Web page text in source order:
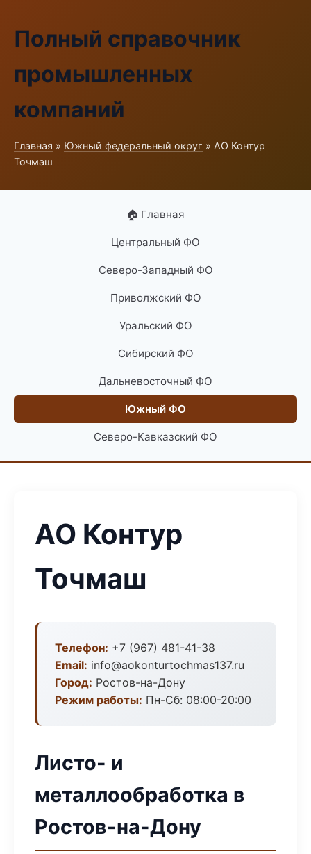
Полный справочник
промышленных
компаний
Главная » Южный федеральный округ » АО Контур
Точмаш
🏠 Главная
Центральный ФО
Северо-Западный ФО
Приволжский ФО
Уральский ФО
Сибирский ФО
Дальневосточный ФО
Южный ФО
Северо-Кавказский ФО
АО Контур
Точмаш
Телефон: +7 (967) 481-41-38
Email: info@aokonturtochmas137.ru
Город: Ростов-на-Дону
Режим работы: Пн-Сб: 08:00-20:00
Листо- и
металлообработка в
Ростов-на-Дону